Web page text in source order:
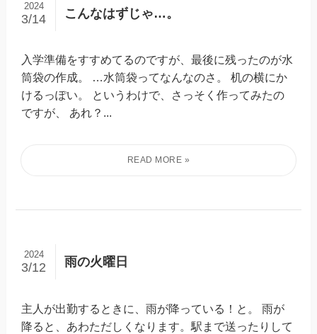
こんなはずじゃ…。
2024
3/14
入学準備をすすめてるのですが、最後に残ったのが水
筒袋の作成。 …水筒袋ってなんなのさ。 机の横にか
けるっぽい。 というわけで、さっそく作ってみたの
ですが、 あれ？...
雨の火曜日
2024
3/12
主人が出勤するときに、雨が降っている！と。 雨が
降ると、あわただしくなります。駅まで送ったりして